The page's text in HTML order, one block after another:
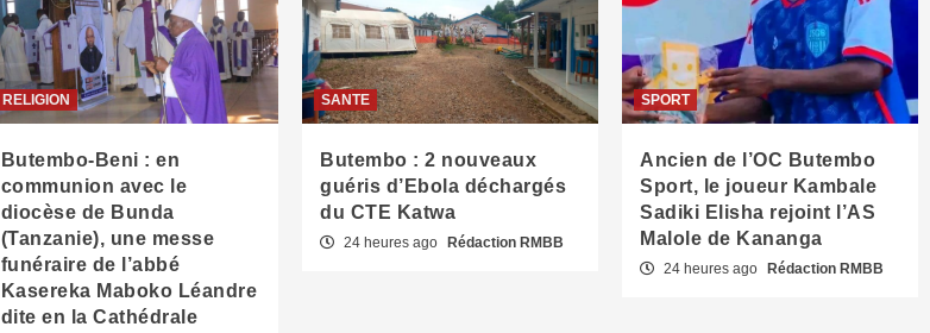
RELIGION
Butembo-Beni : en
communion avec le
diocèse de Bunda
(Tanzanie), une messe
funéraire de l’abbé
Kasereka Maboko Léandre
dite en la Cathédrale
SANTE
Butembo : 2 nouveaux
guéris d’Ebola déchargés
du CTE Katwa
24 heures ago Rédaction RMBB
SPORT
Ancien de l’OC Butembo
Sport, le joueur Kambale
Sadiki Elisha rejoint l’AS
Malole de Kananga
24 heures ago Rédaction RMBB